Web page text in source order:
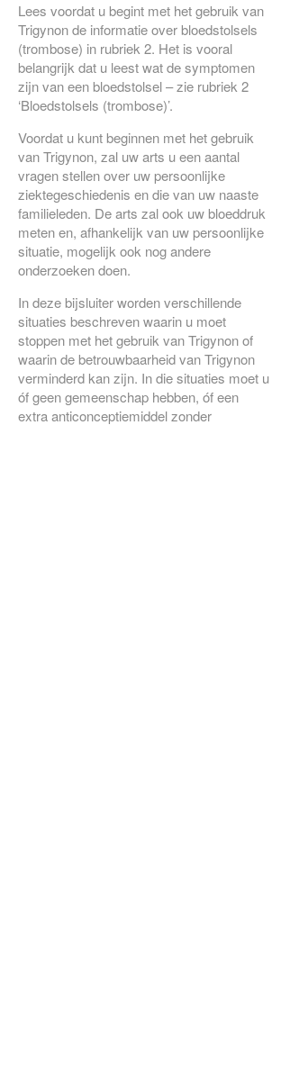
Lees voordat u begint met het gebruik van
Trigynon de informatie over bloedstolsels
(trombose) in rubriek 2. Het is vooral
belangrijk dat u leest wat de symptomen
zijn van een bloedstolsel – zie rubriek 2
‘Bloedstolsels (trombose)’.
Voordat u kunt beginnen met het gebruik
van Trigynon, zal uw arts u een aantal
vragen stellen over uw persoonlijke
ziektegeschiedenis en die van uw naaste
familieleden. De arts zal ook uw bloeddruk
meten en, afhankelijk van uw persoonlijke
situatie, mogelijk ook nog andere
onderzoeken doen.
In deze bijsluiter worden verschillende
situaties beschreven waarin u moet
stoppen met het gebruik van Trigynon of
waarin de betrouwbaarheid van Trigynon
verminderd kan zijn. In die situaties moet u
óf geen gemeenschap hebben, óf een
extra anticonceptiemiddel zonder